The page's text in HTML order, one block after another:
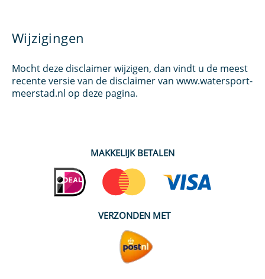
Wijzigingen
Mocht deze disclaimer wijzigen, dan vindt u de meest
recente versie van de disclaimer van www.watersport-
meerstad.nl op deze pagina.
MAKKELIJK BETALEN
VERZONDEN MET